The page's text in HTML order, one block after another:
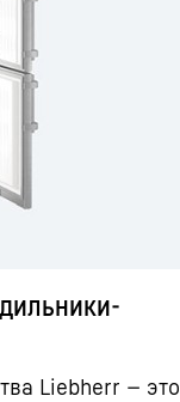
Liebherr — это